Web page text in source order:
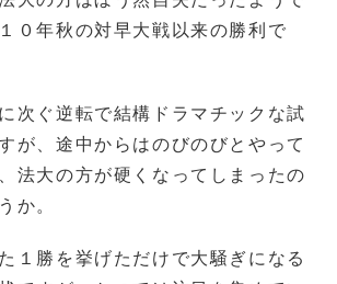
０年秋の対早大戦以来の勝利で
次ぐ逆転で結構ドラマチックな試
が、途中からはのびのびとやって
法大の方が硬くなってしまったの
か。
１勝を挙げただけで大騒ぎになる